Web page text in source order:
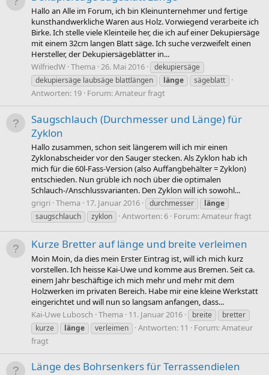
Hallo an Alle im Forum, ich bin Kleinunternehmer und fertige
kunsthandwerkliche Waren aus Holz. Vorwiegend verarbeite ich
Birke. Ich stelle viele Kleinteile her, die ich auf einer Dekupiersäge
mit einem 32cm langen Blatt säge. Ich suche verzweifelt einen
Hersteller, der Dekupiersägeblätter in...
WilfriedW Thema 26. Mai 2016
dekupiersäge
dekupiersäge laubsäge blattlängen
länge sägeblatt
Antworten: 19 Forum:Amateur fragt
Saugschlauch (Durchmesser und Länge) für
Zyklon
Hallo zusammen, schon seit längerem will ich mir einen
Zyklonabscheider vor den Sauger stecken. Als Zyklon hab ich
mich für die 60l-Fass-Version (also Auffangbehälter = Zyklon)
entschieden. Nun grüble ich noch über die optimalen
Schlauch-/Anschlussvarianten. Den Zyklon will ich sowohl...
grigri Thema 17. Januar 2016 durchmesser
länge
saugschlauch
zyklon Antworten: 6 Forum:Amateur fragt
Kurze Bretter auf länge und breite verleimen
Moin Moin, da dies mein Erster Eintrag ist, will ich mich kurz
vorstellen. Ich heisse Kai-Uwe und komme aus Bremen. Seit ca.
einem Jahr beschäftige ich mich mehr und mehr mit dem
Holzwerken im privaten Bereich. Habe mir eine kleine Werkstatt
eingerichtet und will nun so langsam anfangen, dass...
Kai-Uwe Lubosch Thema 11. Januar 2016 breite
bretter
kurze
länge verleimen Antworten: 11 Forum:Amateur
fragt
Länge des Bohrsenkers für Terrassendielen